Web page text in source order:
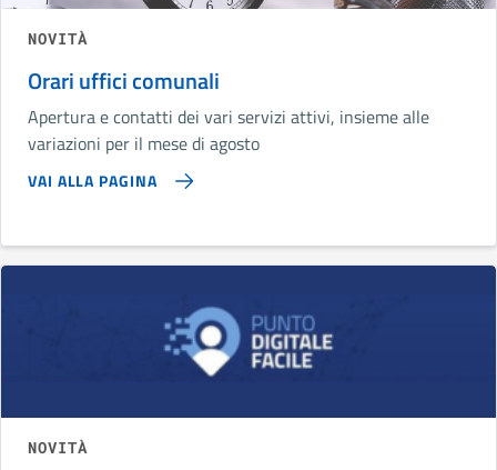
NOVITÀ
Orari uffici comunali
Apertura e contatti dei vari servizi attivi, insieme alle
variazioni per il mese di agosto
VAI ALLA PAGINA
NOVITÀ